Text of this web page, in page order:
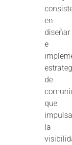
en
diseñar
e
de
que
la